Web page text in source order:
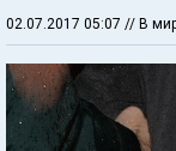
02.07.2017 05:07 // В